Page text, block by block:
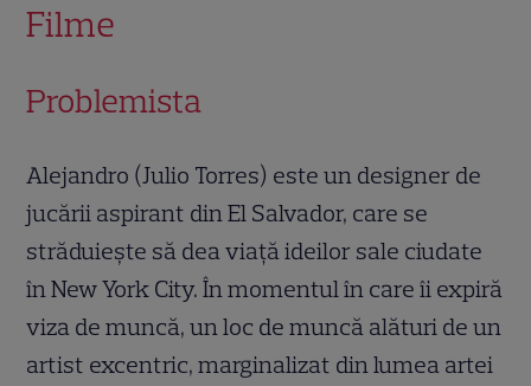
Filme
Problemista
Alejandro (Julio Torres) este un designer de
jucării aspirant din El Salvador, care se
străduiește să dea viață ideilor sale ciudate
în New York City. În momentul în care îi expiră
viza de muncă, un loc de muncă alături de un
artist excentric, marginalizat din lumea artei